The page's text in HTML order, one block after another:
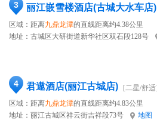
3 丽江嵌雪楼酒店(古城大水车店)
区域：距离九鼎龙潭的直线距离约4.38公里
地址： 古城区大研街道新华社区双石段128号
4 君遨酒店(丽江古城店)
[二星/舒
区域：距离九鼎龙潭的直线距离约4.83公里
地址： 丽江古城区祥云街吉祥段73号 地图